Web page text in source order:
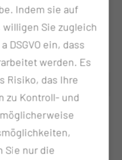
STATT?
MITGEBRACHT
Indem sie auf
willigen Sie zugleich
DSGVO ein, dass
werden. Es
Risiko, das Ihre
zu Kontroll- und
Sie nur die